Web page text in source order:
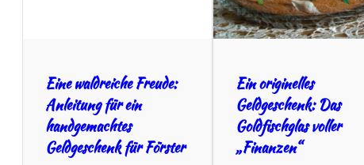
Eine waldreiche Freude:
Anleitung für ein
handgemachtes
Geldgeschenk für Förster
Ein originelles
Geldgeschenk: Das
Goldfischglas voller
„Finanzen“